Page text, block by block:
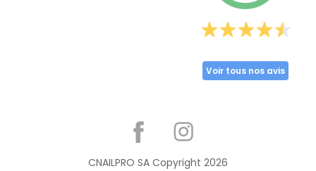
Voir tous nos avis
CNAILPRO SA Copyright 2026